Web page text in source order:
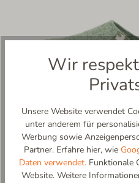
Gipfelkreuz – Zeitloser Komfort
Der Filzpantoffel Gipfelkreuz
Wir
Unsere Website verwendet
unter anderem für
Werbung sowie
Partner. Erfahre hier, wie
Daten verwendet.Funktionale
Website. Weitere